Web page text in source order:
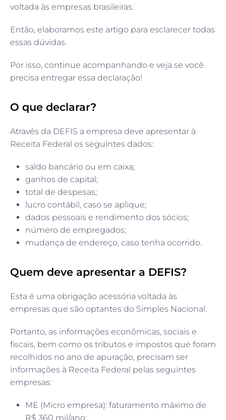
voltada às empresas brasileiras.
Então, elaboramos este artigo para esclarecer todas
essas dúvidas.
Por isso, continue acompanhando e veja se você
precisa entregar essa declaração!
O que declarar?
Através da DEFIS a empresa deve apresentar à
Receita Federal os seguintes dados:
saldo bancário ou em caixa;
ganhos de capital;
total de despesas;
lucro contábil, caso se aplique;
dados pessoais e rendimento dos sócios;
número de empregados;
mudança de endereço, caso tenha ocorrido.
Quem deve apresentar a DEFIS?
Esta é uma obrigação acessória voltada às
empresas que são optantes do Simples Nacional.
Portanto, as informações econômicas, sociais e
fiscais, bem como os tributos e impostos que foram
recolhidos no ano de apuração, precisam ser
informações à Receita Federal pelas seguintes
empresas:
ME (Micro empresa): faturamento máximo de
R$ 360 mil/ano;